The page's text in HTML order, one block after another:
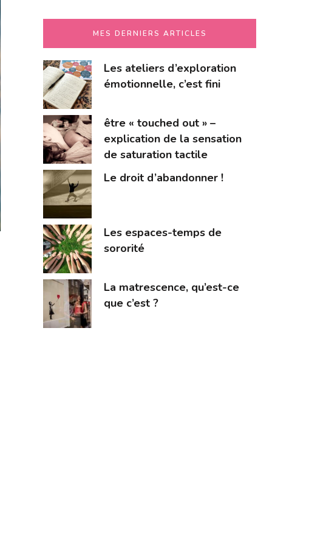
MES DERNIERS ARTICLES
Les ateliers d’exploration
émotionnelle, c’est fini
être « touched out » –
explication de la sensation
de saturation tactile
Le droit d’abandonner !
Les espaces-temps de
sororité
La matrescence, qu’est-ce
que c’est ?